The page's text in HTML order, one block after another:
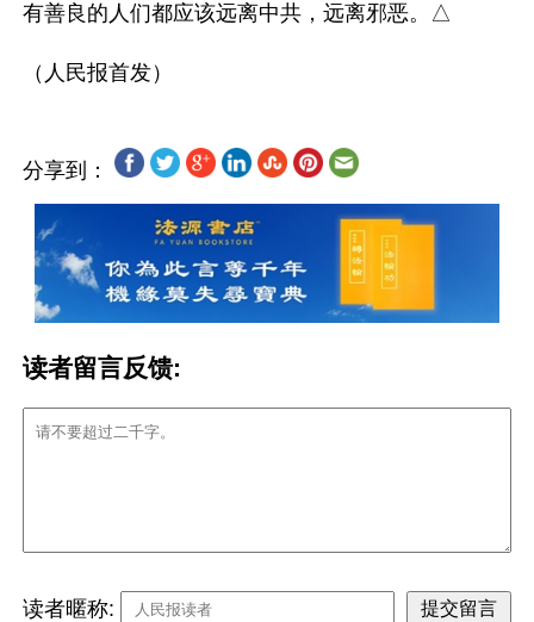
有善良的人们都应该远离中共，远离邪恶。△
分享到：
读者留言反馈:
读者暱称: